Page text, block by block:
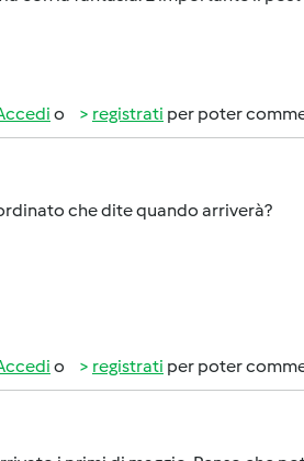
o registrati per poter
che dite quando arriverà?
o registrati per poter